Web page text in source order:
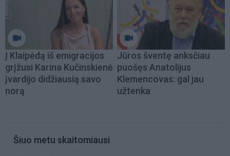
Į Klaipėdą iš emigracijos
grįžusi Karina Kučinskienė
įvardijo didžiausią savo
norą
Jūros šventę anksčiau
puošęs Anatolijus
Klemencovas: gal jau
užtenka
Šiuo metu skaitomiausi